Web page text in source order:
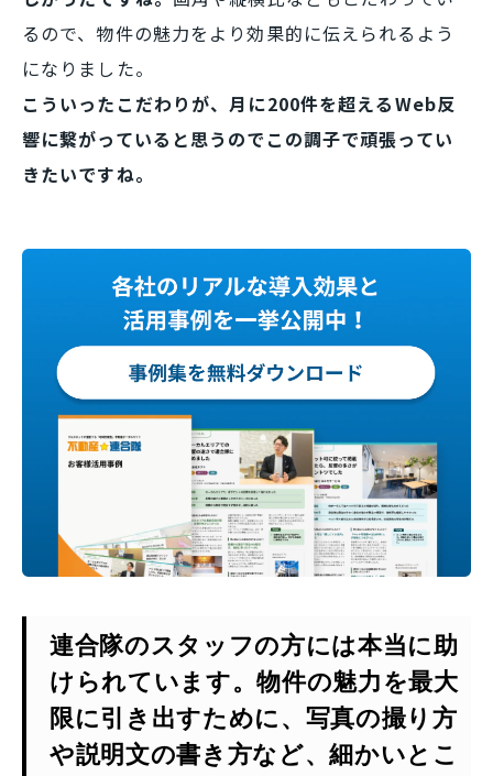
るので、物件の魅力をより効果的に伝えられるよう
になりました。
こういったこだわりが、月に200件を超えるWeb反
響に繋がっていると思うのでこの調子で頑張ってい
きたいですね。
連合隊のスタッフの方には本当に助
けられています。物件の魅力を最大
限に引き出すために、写真の撮り方
や説明文の書き方など、細かいとこ